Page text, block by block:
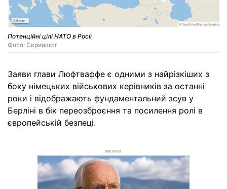
Потенційні цілі НАТО в Росії
Фото: Скриншот
Заяви глави Люфтваффе є одними з найрізкіших з
боку німецьких військових керівників за останні
роки і відображають фундаментальний зсув у
Берліні в бік переозброєння та посилення ролі в
європейській безпеці.
РЕКЛАМА